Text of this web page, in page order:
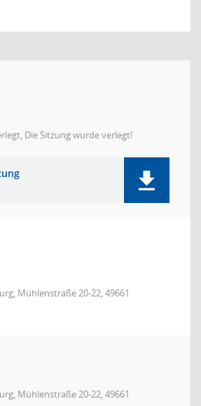
Die Sitzung wurde verlegt!
Mühlenstraße 20-22, 49661
Mühlenstraße 20-22, 49661